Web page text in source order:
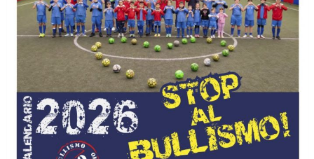
Ddl Lobby, Uisp: “Il Parlamento valorizzi le nostre specificità"